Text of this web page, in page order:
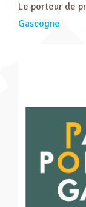
Le porteur de
Gascogne